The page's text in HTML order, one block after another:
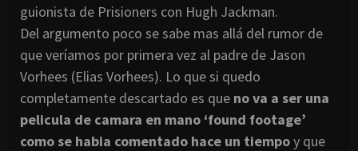
guionista de Prisioners con Hugh Jackman.
Del argumento poco se sabe mas allá del rumor de
que veríamos por primera vez al padre de Jason
Vorhees (Elias Vorhees). Lo que si quedo
completamente descartado es que no va a ser una
pelicula de camara en mano ‘found footage’
como se habia comentado hace un tiempoy que